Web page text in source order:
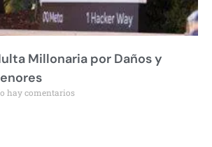
Millonaria por Daños y
hay comentarios